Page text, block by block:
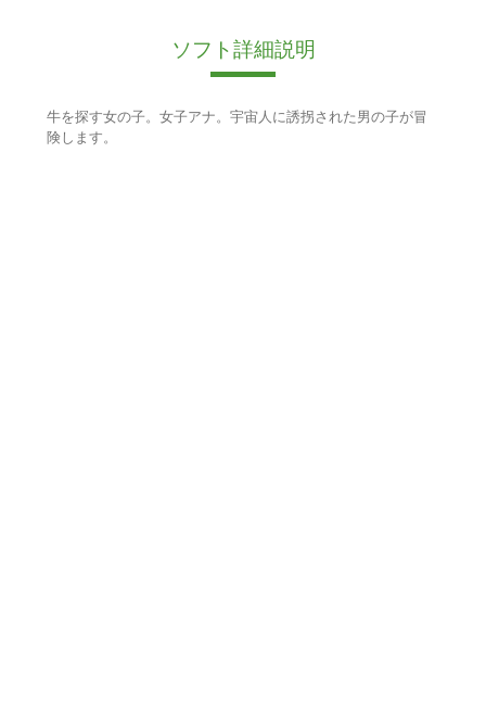
ソフト詳細説明
牛を探す女の子。女子アナ。宇宙人に誘拐された男の子が冒
険します。